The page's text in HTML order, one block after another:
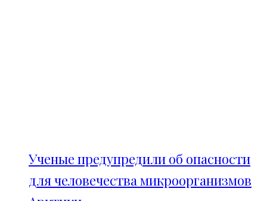
Ученые предупредили об опасности
для человечества микроорганизмов